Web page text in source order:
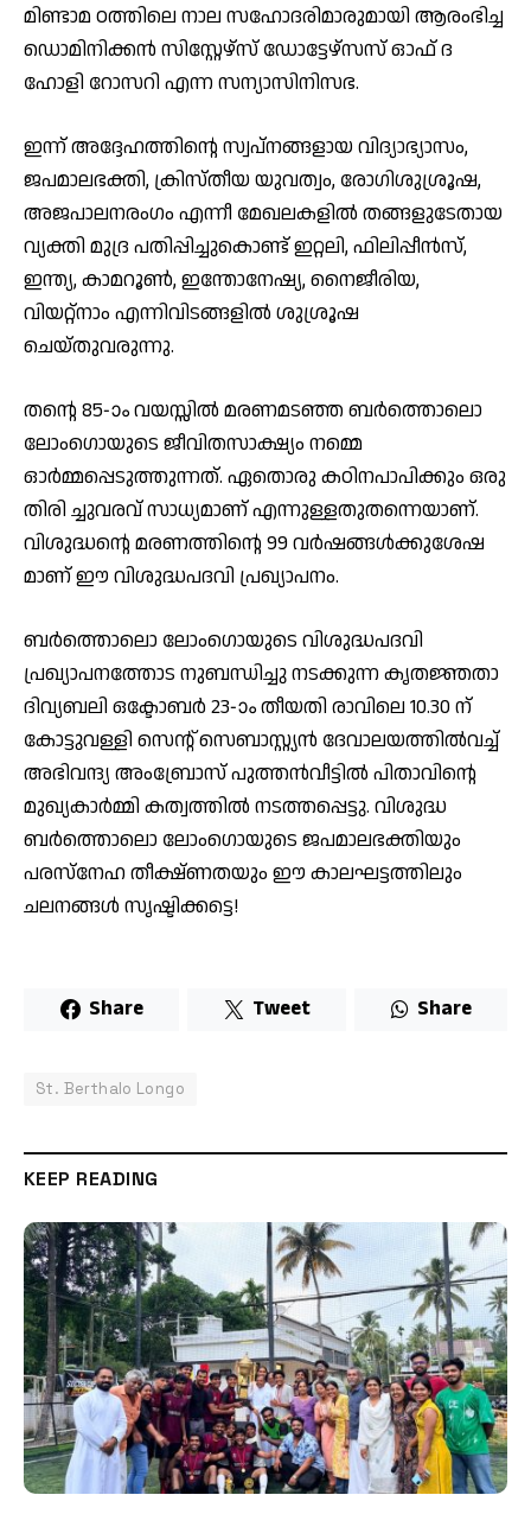
മിണ്ടാമ ഠത്തിലെ നാല സഹോദരിമാരുമായി ആരംഭിച്ച
ഡൊമിനിക്കൻ സിസ്റ്റേഴ്‌സ് ഡോട്ടേഴ്സ‌സ് ഓഫ് ദ
ഹോളി റോസറി എന്ന സന്യാസിനിസഭ.
ഇന്ന് അദ്ദേഹത്തിൻ്റെ സ്വപ്‌നങ്ങളായ വിദ്യാഭ്യാസം,
ജപമാലഭക്തി, ക്രിസ്‌തീയ യുവത്വം, രോഗിശുശ്രൂഷ,
അജപാലനരംഗം എന്നീ മേഖലകളിൽ തങ്ങളുടേതായ
വ്യക്തി മുദ്ര പതിപ്പിച്ചുകൊണ്ട് ഇറ്റലി, ഫിലിപ്പീൻസ്,
ഇന്ത്യ, കാമറൂൺ, ഇന്തോനേഷ്യ, നൈജീരിയ,
വിയറ്റ്നാം എന്നിവിടങ്ങളിൽ ശുശ്രൂഷ
ചെയ്‌തുവരുന്നു.
തൻ്റെ 85-ാം വയസ്സിൽ മരണമടഞ്ഞ ബർത്തൊലൊ
ലോംഗൊയുടെ ജീവിതസാക്ഷ്യം നമ്മെ
ഓർമ്മപ്പെടുത്തുന്നത്. ഏതൊരു കഠിനപാപിക്കും ഒരു
തിരി ച്ചുവരവ് സാധ്യമാണ് എന്നുള്ളതുതന്നെയാണ്.
വിശുദ്ധൻ്റെ മരണത്തിൻ്റെ 99 വർഷങ്ങൾക്കുശേഷ
മാണ് ഈ വിശുദ്ധപദവി പ്രഖ്യാപനം.
ബർത്തൊലൊ ലോംഗൊയുടെ വിശുദ്ധപദവി
പ്രഖ്യാപനത്തോട നുബന്ധിച്ചു നടക്കുന്ന കൃതജ്ഞതാ
ദിവ്യബലി ഒക്ടോബർ 23-ാം തീയതി രാവിലെ 10.30 ന്
കോട്ടുവള്ളി സെന്റ് സെബാസ്റ്റ്യൻ ദേവാലയത്തിൽവച്ച്
അഭിവന്ദ്യ അംബ്രോസ് പുത്തൻവീട്ടിൽ പിതാവിൻ്റെ
മുഖ്യകാർമ്മി കത്വത്തിൽ നടത്തപ്പെട്ടു. വിശുദ്ധ
ബർത്തൊലൊ ലോംഗൊയുടെ ജപമാലഭക്തിയും
പരസ്നേഹ തീക്ഷ്‌ണതയും ഈ കാലഘട്ടത്തിലും
ചലനങ്ങൾ സൃഷ്ടിക്കട്ടെ!
Share Tweet Share
St. Berthalo Longo
KEEP READING